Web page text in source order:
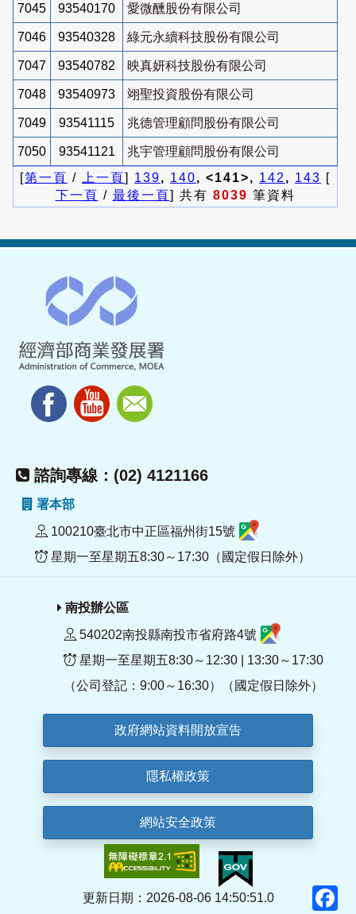
7045 93540170 愛微醺股份有限公司
7046 93540328 綠元永續科技股份有限公司
7047 93540782 映真妍科技股份有限公司
7048 93540973 翊聖投資股份有限公司
7049 93541115 兆德管理顧問股份有限公司
7050 93541121
兆宇管理顧問股份有限公司
[第一頁 / 上一頁] 139, 140, <141>, 142 , 143 [
下一頁 / 最後一頁] 共有 8039 筆資料
諮詢專線：(02) 4121166
署本部
100210臺北市中正區福州街15號
星期一至星期五8:30～17:30（國定假日除外）
南投辦公區
540202南投縣南投市省府路4號
星期一至星期五8:30～12:30 | 13:30～17:30
（公司登記：9:00～16:30）（國定假日除外）
政府網站資料開放宣告
隱私權政策
網站安全政策
更新日期：2026-08-06 14:50:51.0